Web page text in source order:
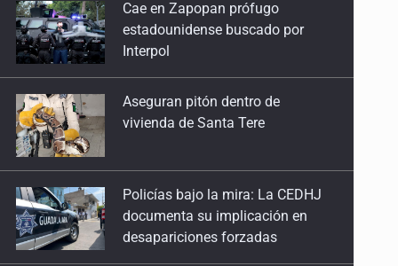
Caída de remesas e incertidumbre económica
29 de Enero de 2026
Venezuela y el reordenamiento migratorio
15 de Enero de 2026
Aseguran pitón dentro de
vivienda de Santa Tere
Policías bajo la mira: La CEDHJ
documenta su implicación en
Operaban tráfico de personas;
uno fue detenido en Jalisco